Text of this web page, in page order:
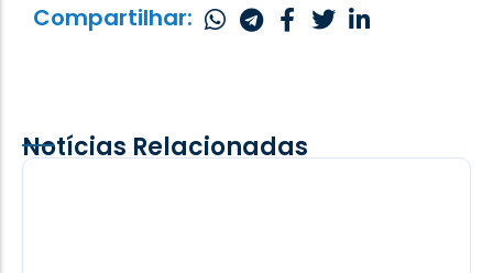
Compartilhar:
Notícias Relacionadas